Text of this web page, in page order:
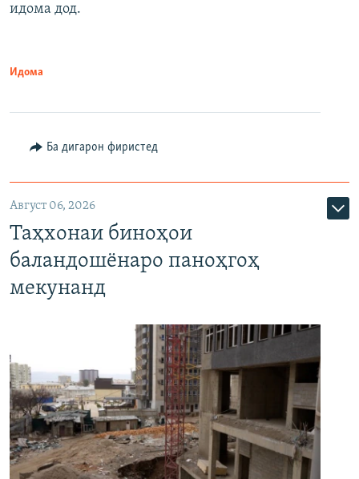
идома дод.
Идома
Ба дигарон фиристед
Август 06, 2026
Таҳхонаи биноҳои
баландошёнаро паноҳгоҳ
мекунанд